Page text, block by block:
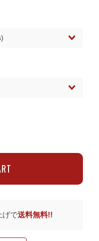
げで送料無料!!